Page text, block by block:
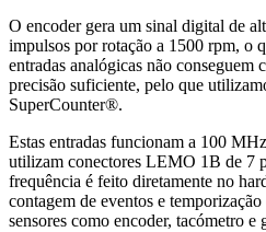
O encoder gera um sinal digital de
impulsos por rotação a 1500 rpm, o
entradas analógicas não conseguem
precisão suficiente, pelo que
SuperCounter®.
Estas entradas funcionam a 100
utilizam conectores LEMO 1B de 7
frequência é feito diretamente no
contagem de eventos e
sensores como encoder, tacómetro e